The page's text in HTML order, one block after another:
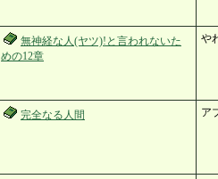
無神経な人(ヤツ)!と言われないた
めの12章
や
完全なる人間 ア